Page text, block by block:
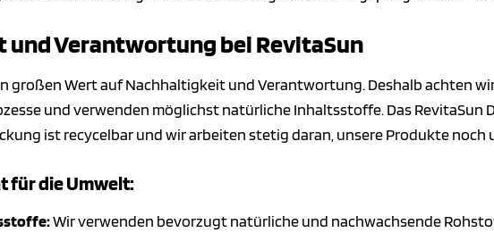
Verantwortung bei RevitaSun
großen Wert auf Nachhaltigkeit und Verantwortung. Deshalb achten
und verwenden möglichst natürliche Inhaltsstoffe. Das RevitaSun
ist recycelbar und wir arbeiten stetig daran, unsere Produkte
für die Umwelt:
Wir verwenden bevorzugt natürliche und nachwachsende